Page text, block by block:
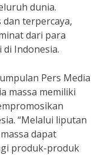
dunia.
terpercaya,
dari para
Indonesia.
Pers Media
massa memiliki
“Melalui liputan
dapat
produk-produk